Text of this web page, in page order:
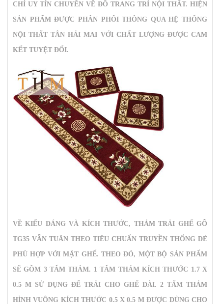
CHỈ UY TÍN CHUYÊN VỀ ĐỒ TRANG TRÍ NỘI THẤT. HIỆN
SẢN PHẨM ĐƯỢC PHÂN PHỐI THÔNG QUA HỆ THỐNG
NỘI THẤT TÂN HẢI MAI VỚI CHẤT LƯỢNG ĐƯỢC CAM
KẾT TUYỆT ĐỐI.
VỀ KIỂU DÁNG VÀ KÍCH THƯỚC, THẢM TRẢI GHẾ GỖ
TG35 VẪN TUÂN THEO TIÊU CHUẨN TRUYỀN THỐNG DẺ
PHÙ HỢP VỚI MẶT GHẾ. THEO ĐÓ, MỘT BỘ SẢN PHẨM
SẼ GỒM 3 TẤM THẢM. 1 TẤM THẢM KÍCH THƯỚC 1.7 X
0.5 M SỬ DỤNG ĐỂ TRẢI CHO GHẾ DÀI. 2 TẤM THẢM
HÌNH VUÔNG KÍCH THƯỚC 0.5 X 0.5 M ĐƯỢC DÙNG CHO